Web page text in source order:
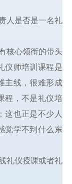
人是否是一名礼
核心领衔的带头
仪师培训课程是
主线，很难形成
程，不是礼仪培
这也正是不少人
觉学不到什么东
礼仪授课或者礼